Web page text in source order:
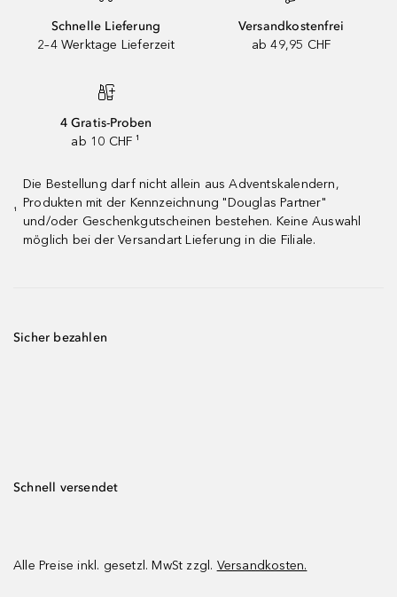
Schnelle Lieferung
2–4 Werktage Lieferzeit
Versandkostenfrei
ab 49,95 CHF
4 Gratis-Proben
ab 10 CHF ¹
¹
Die Bestellung darf nicht allein aus Adventskalendern,
Produkten mit der Kennzeichnung "Douglas Partner"
und/oder Geschenkgutscheinen bestehen. Keine Auswahl
möglich bei der Versandart Lieferung in die Filiale.
Sicher bezahlen
Schnell versendet
Alle Preise inkl. gesetzl. MwSt zzgl. Versandkosten.